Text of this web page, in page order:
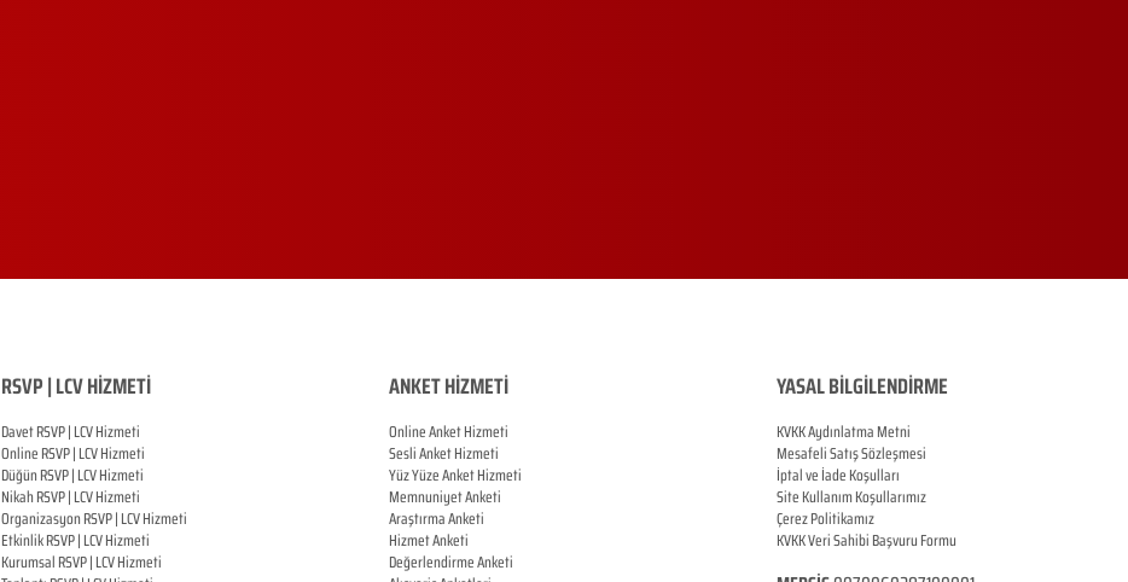
RSVP | LCV HİZMETİ
Davet RSVP | LCV Hizmeti
OnlineRSVP |LCV Hizmeti
DüğünRSVP |LCV Hizmeti
NikahRSVP |LCV Hizmeti
OrganizasyonRSVP |LCV Hizmeti
EtkinlikRSVP |LCV Hizmeti
KurumsalRSVP |LCV Hizmeti
ANKET HİZMETİ
Online Anket Hizmeti
Sesli Anket Hizmeti
Yüz Yüze Anket Hizmeti
Memnuniyet Anketi
Araştırma Anketi
Hizmet Anketi
Değerlendirme Anketi
YASAL BİLGİLENDİRME
KVKK Aydınlatma Metni
Mesafeli Satış Sözleşmesi
İptal ve İade Koşulları
Site Kullanım Koşullarımız
Çerez Politikamız
KVKK Veri Sahibi Başvuru Formu